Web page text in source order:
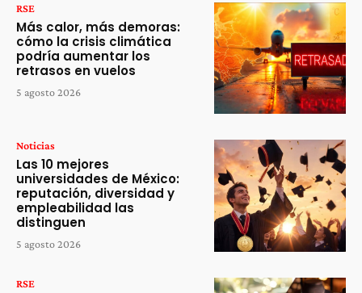
RSE
Más calor, más demoras:
cómo la crisis climática
podría aumentar los
retrasos en vuelos
5 agosto 2026
Noticias
Las 10 mejores
universidades de México:
reputación, diversidad y
empleabilidad las
distinguen
5 agosto 2026
RSE